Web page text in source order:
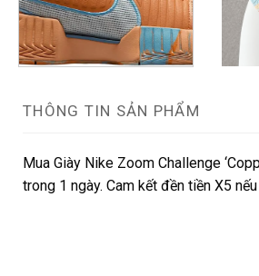
THÔNG TIN SẢN PHẨM
Mua Giày Nike Zoom Challenge
trong 1 ngày. Cam kết đền tiền X5